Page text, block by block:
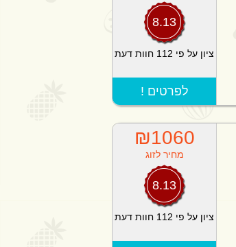
8.13
ציון על פי 112 חוות דעת
! לפרטים
₪1060
מחיר לזוג
8.13
ציון על פי 112 חוות דעת